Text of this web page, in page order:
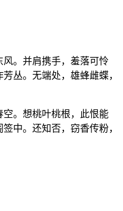
。并肩携手，羞落可怜
丛。无端处，雄蜂雌蝶，
。想桃叶桃根，此恨能
中。还知否，窃香传粉，